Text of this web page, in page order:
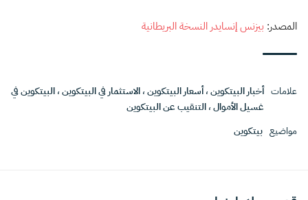
المصدر: بيزنس إنسايدر النسخة البريطانية
علامات أخبار البيتكوين،أسعار البيتكوين،الاستثمار في البيتكوين،البيتكوين في
غسيل الأموال،التنقيب عن البيتكوين
مواضيع بيتكوين